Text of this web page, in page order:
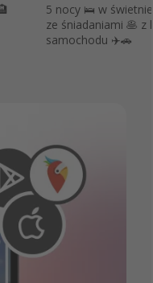
5 nocy 🛌 w
ze śniadaniami 🥞
samochodu ✈️🚗